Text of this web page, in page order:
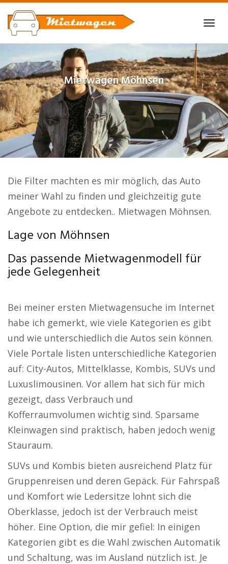
Skip
to
main
content
MietwagenMöhnsen
Die Filter machten es mir möglich, das Auto
meiner Wahl zu finden und gleichzeitig gute
Angebote zu entdecken.. Mietwagen Möhnsen.
Lage von Möhnsen
Das passende Mietwagenmodell für
jede Gelegenheit
Bei meiner ersten Mietwagensuche im Internet
habe ich gemerkt, wie viele Kategorien es gibt
und wie unterschiedlich die Autos sein können.
Viele Portale listen unterschiedliche Kategorien
auf: City-Autos, Mittelklasse, Kombis, SUVs und
Luxuslimousinen. Vor allem hat sich für mich
gezeigt, dass Verbrauch und
Kofferraumvolumen wichtig sind. Sparsame
Kleinwagen sind praktisch, haben jedoch wenig
Stauraum.
SUVs und Kombis bieten ausreichend Platz für
Gruppenreisen und deren Gepäck. Für Fahrspaß
und Komfort wie Ledersitze lohnt sich die
Oberklasse, jedoch ist der Verbrauch meist
höher. Eine Option, die mir gefiel: In einigen
Kategorien gibt es die Wahl zwischen Automatik
und Schaltung, was im Ausland nützlich ist. Je